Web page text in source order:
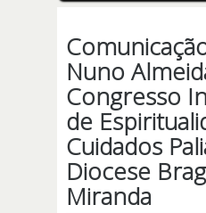
Nuno
Congresso
de
Cuidados
Diocese
Miranda